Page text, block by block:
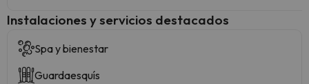
Instalaciones y servicios destacados
Spa y bienestar
Guardaesquís